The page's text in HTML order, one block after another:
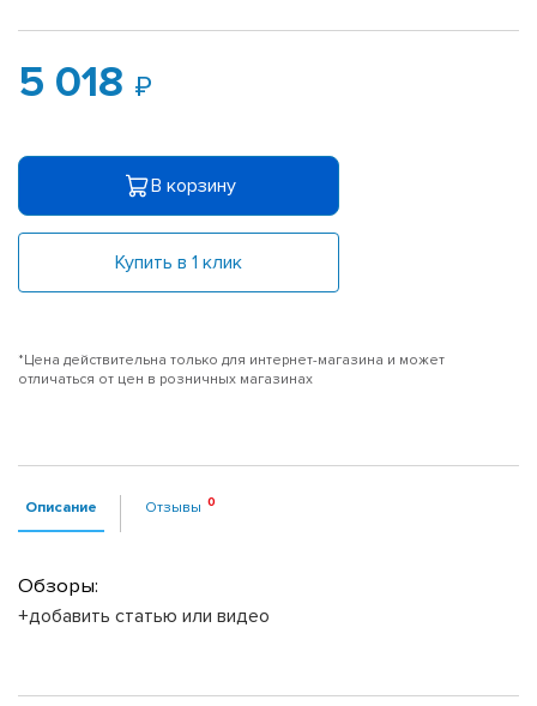
5 018
В корзину
Купить в 1 клик
*Цена действительна только для интернет-магазина и может
отличаться от цен в розничных магазинах
Описание Отзывы
Обзоры:
+добавить статью или видео